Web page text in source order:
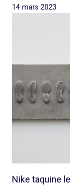
14 mars 2023
Nike taquine